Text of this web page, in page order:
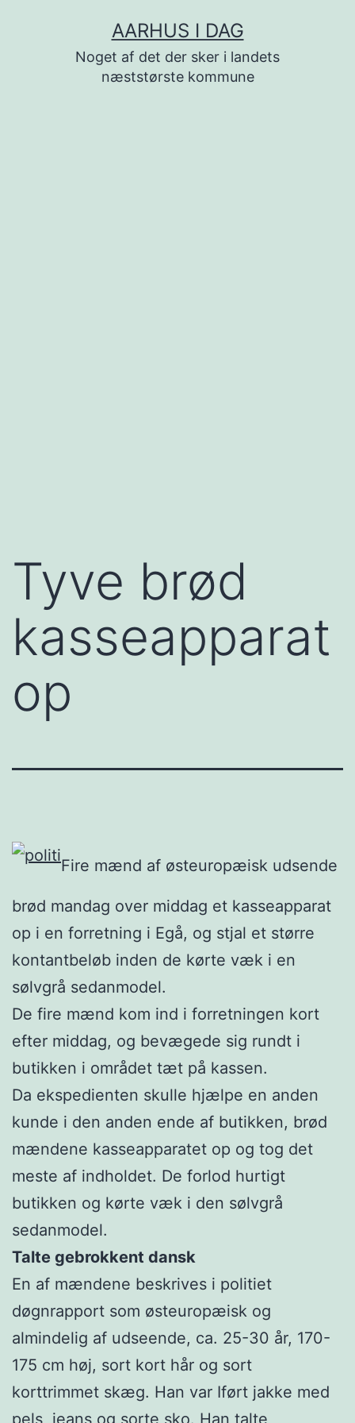
AARHUS I DAG
Noget af det der sker i landets
næststørste kommune
Tyve brød
kasseapparat
op
Fire mænd af østeuropæisk udsende
brød mandag over middag et kasseapparat
op i en forretning i Egå, og stjal et større
kontantbeløb inden de kørte væk i en
sølvgrå sedanmodel.
De fire mænd kom ind i forretningen kort
efter middag, og bevægede sig rundt i
butikken i området tæt på kassen.
Da ekspedienten skulle hjælpe en anden
kunde i den anden ende af butikken, brød
mændene kasseapparatet op og tog det
meste af indholdet. De forlod hurtigt
butikken og kørte væk i den sølvgrå
sedanmodel.
Talte gebrokkent dansk
En af mændene beskrives i politiet
døgnrapport som østeuropæisk og
almindelig af udseende, ca. 25-30 år, 170-
175 cm høj, sort kort hår og sort
korttrimmet skæg. Han var Iført jakke med
pels, jeans og sorte sko. Han talte